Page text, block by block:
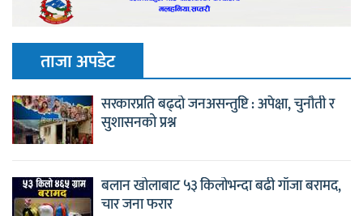
ताजा अपडेट
सरकारप्रति बढ्दो जनअसन्तुष्टि : अपेक्षा, चुनौती र
सुशासनको प्रश्न
बलान खोलाबाट ५३ किलोभन्दा बढी गाँजा बरामद,
चार जना फरार